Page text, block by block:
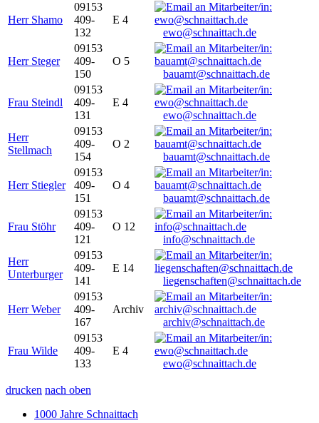
Herr Shamo
09153
409-
132
E 4
ewo@schnaittach.de
Herr Steger
09153
409-
150
O 5
bauamt@schnaittach.de
Frau Steindl
09153
409-
131
E 4
ewo@schnaittach.de
Herr
Stellmach
09153
409-
154
O 2
bauamt@schnaittach.de
Herr Stiegler
09153
409-
151
O 4
bauamt@schnaittach.de
Frau Stöhr
09153
409-
121
O 12
info@schnaittach.de
Herr
Unterburger
09153
409-
141
E 14
liegenschaften@schnaittach.de
Herr Weber
09153
409-
167
Archiv
archiv@schnaittach.de
Frau Wilde
09153
409-
133
E 4
ewo@schnaittach.de
drucken nach oben
1000 Jahre Schnaittach